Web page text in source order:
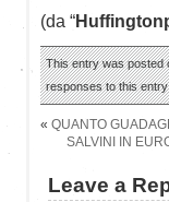
(da “
This entry was posted
responses to this
« QUANTO
SALVINI IN
Leave a